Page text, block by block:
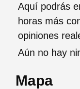
Aquí podrás
horas más
opiniones
Aún no hay
Mapa